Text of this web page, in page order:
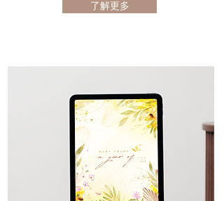
了解更多